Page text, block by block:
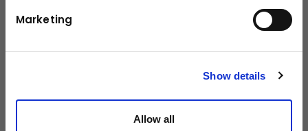
Marketing
Show details
Allow all
12 km/h